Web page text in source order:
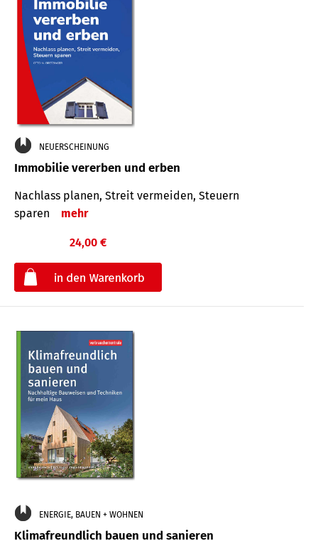
NEUERSCHEINUNG
Immobilie vererben und erben
Nachlass planen, Streit vermeiden, Steuern
sparen
mehr
24,00 €
ENERGIE, BAUEN + WOHNEN
Klimafreundlich bauen und sanieren